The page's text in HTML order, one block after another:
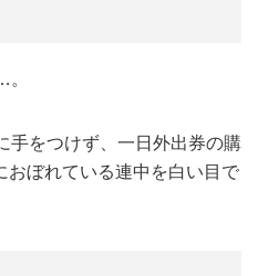
手をつけず、一日外出券の購
おぼれている連中を白い目で